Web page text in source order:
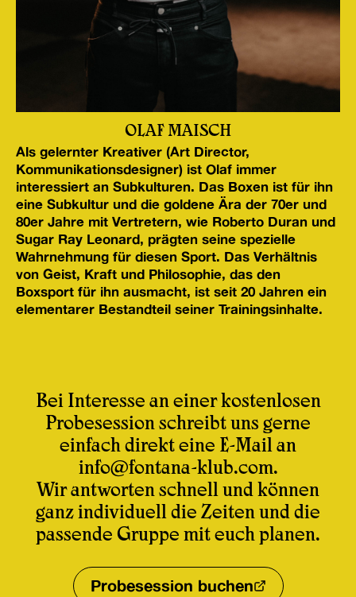
OLAF MAISCH
Als gelernter Kreativer (Art Director,
Kommunikationsdesigner) ist Olaf immer
interessiert an Subkulturen. Das Boxen ist für ihn
eine Subkultur und die goldene Ära der 70er und
80er Jahre mit Vertretern, wie Roberto Duran und
Sugar Ray Leonard, prägten seine spezielle
Wahrnehmung für diesen Sport. Das Verhältnis
von Geist, Kraft und Philosophie, das den
Boxsport für ihn ausmacht, ist seit 20 Jahren ein
elementarer Bestandteil seiner Trainingsinhalte.
Bei Interesse an einer kostenlosen
Probesession schreibt uns gerne
einfach direkt eine E-Mail an
info@fontana-klub.com.
Wir antworten schnell und können
ganz individuell die Zeiten und die
passende Gruppe mit euch planen.
Probesession buchen